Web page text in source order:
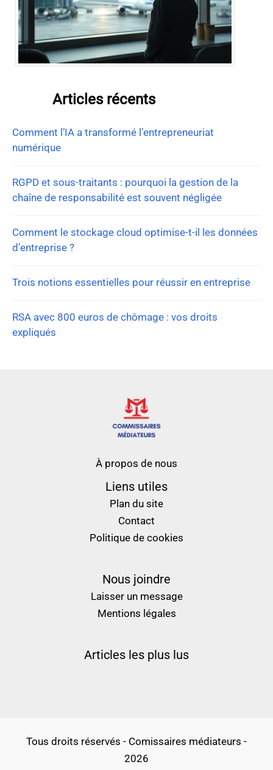
Articles récents
Comment l’IA a transformé l’entrepreneuriat
numérique
RGPD et sous-traitants : pourquoi la gestion de la
chaîne de responsabilité est souvent négligée
Comment le stockage cloud optimise-t-il les données
d’entreprise ?
Trois notions essentielles pour réussir en entreprise
RSA avec 800 euros de chômage : vos droits
expliqués
À propos de nous
Liens utiles
Plan du site
Contact
Politique de cookies
Nous joindre
Laisser un message
Mentions légales
Articles les plus lus
Tous droits réservés - Comissaires médiateurs -
2026